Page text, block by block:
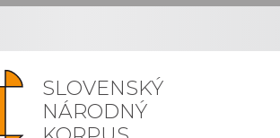
SLOVENSKÝ
NÁRODNÝ